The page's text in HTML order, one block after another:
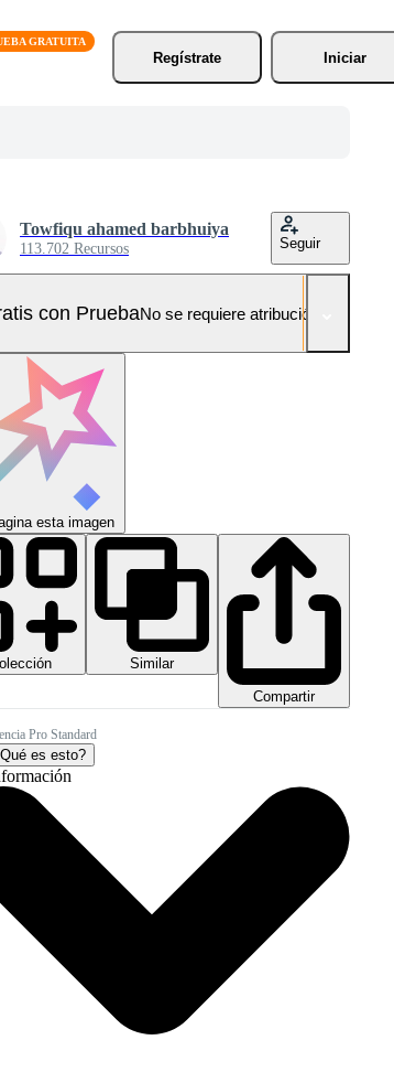
Regístrate
Iniciar
Towfiqu ahamed barbhuiya
113.702 Recursos Seguir
con PruebaNo se requiere atribución!
esta imagen
Similar
Compartir
Pro Standard
es esto?